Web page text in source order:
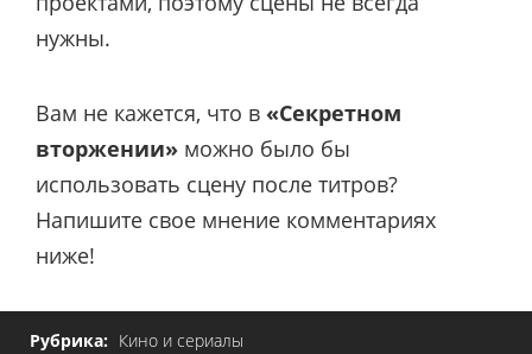
нужны.
Вам не кажется, что в «Секретном
вторжении» можно было бы
использовать сцену после титров?
Напишите свое мнение комментариях
ниже!
Рубрика: Кино и сериалы